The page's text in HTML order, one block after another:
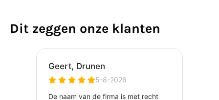
Dit zeggen onze klanten